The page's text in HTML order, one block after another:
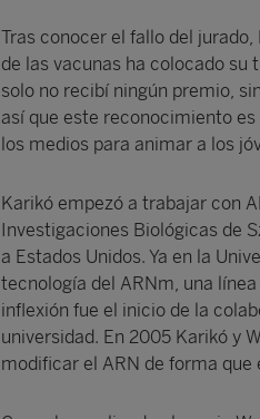
Tras conocer el fallo del
de las vacunas ha colocado su
solo no recibí ningún premio,
así que este reconocimiento
los medios para animar a los
Karikó empezó a trabajar con
Investigaciones Biológicas de
a Estados Unidos. Ya en la
tecnología del ARNm, una
inflexión fue el inicio de la
universidad. En 2005 Karikó y
modificar el ARN de forma